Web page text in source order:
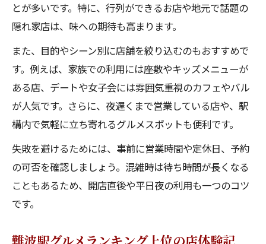
とが多いです。特に、行列ができるお店や地元で話題の
隠れ家店は、味への期待も高まります。
また、目的やシーン別に店舗を絞り込むのもおすすめで
す。例えば、家族での利用には座敷やキッズメニューが
ある店、デートや女子会には雰囲気重視のカフェやバル
が人気です。さらに、夜遅くまで営業している店や、駅
構内で気軽に立ち寄れるグルメスポットも便利です。
失敗を避けるためには、事前に営業時間や定休日、予約
の可否を確認しましょう。混雑時は待ち時間が長くなる
こともあるため、開店直後や平日夜の利用も一つのコツ
です。
難波駅グルメランキング上位の店体験記